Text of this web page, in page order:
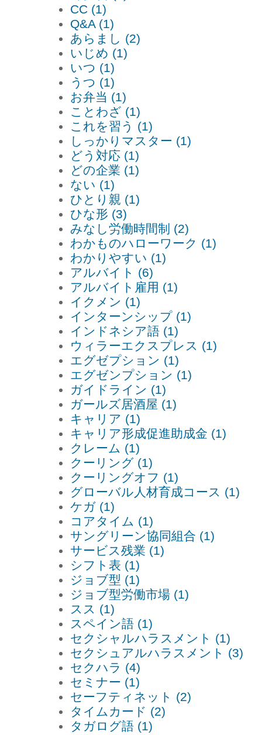
CC (1)
Q&A (1)
あらまし (2)
いじめ (1)
いつ (1)
うつ (1)
お弁当 (1)
ことわざ (1)
これを習う (1)
しっかりマスター (1)
どう対応 (1)
どの企業 (1)
ない (1)
ひとり親 (1)
ひな形 (3)
みなし労働時間制 (2)
わかものハローワーク (1)
わかりやすい (1)
アルバイト (6)
アルバイト雇用 (1)
イクメン (1)
インターンシップ (1)
インドネシア語 (1)
ウィラーエクスプレス (1)
エグゼプション (1)
エグゼンプション (1)
ガイドライン (1)
ガールズ居酒屋 (1)
キャリア (1)
キャリア形成促進助成金 (1)
クレーム (1)
クーリング (1)
クーリングオフ (1)
グローバル人材育成コース (1)
ケガ (1)
コアタイム (1)
サングリーン協同組合 (1)
サービス残業 (1)
シフト表 (1)
ジョブ型 (1)
ジョブ型労働市場 (1)
スス (1)
スペイン語 (1)
セクシャルハラスメント (1)
セクシュアルハラスメント (3)
セクハラ (4)
セミナー (1)
セーフティネット (2)
タイムカード (2)
タガログ語 (1)